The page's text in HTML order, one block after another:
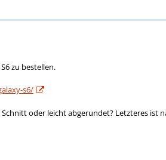
zu bestellen.
s6/
Schnitt oder leicht abgerundet? Letzteres